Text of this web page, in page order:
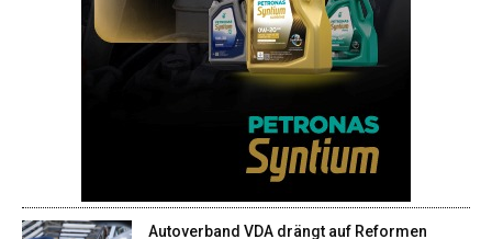
Autoverband VDA drängt auf Reformen